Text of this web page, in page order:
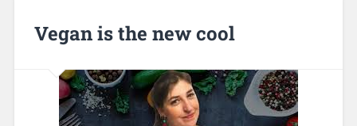
Vegan is the new cool